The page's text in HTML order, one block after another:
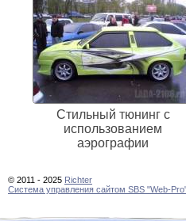
Стильный тюнинг с
использованием
аэрографии
© 2011 - 2025 Richter
Cистема управления сайтом SBS "Web-